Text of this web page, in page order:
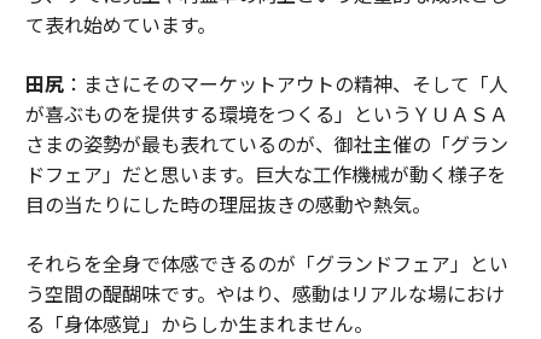
て表れ始めています。
田尻：まさにそのマーケットアウトの精神、そして「人
が喜ぶものを提供する環境をつくる」というＹＵＡＳＡ
さまの姿勢が最も表れているのが、御社主催の「グラン
ドフェア」だと思います。巨大な工作機械が動く様子を
目の当たりにした時の理屈抜きの感動や熱気。
それらを全身で体感できるのが「グランドフェア」とい
う空間の醍醐味です。やはり、感動はリアルな場におけ
る「身体感覚」からしか生まれません。